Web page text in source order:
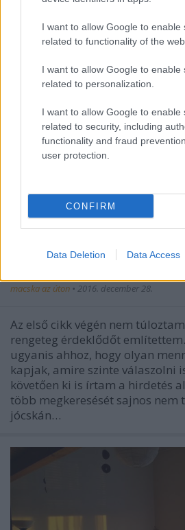
I want to allow Google to enable
related to functionality of the
I want to allow Google to enable
related to personalization.
I want to allow Google to enable
related to security, including
functionality and fraud
user protection.
CONFIRM
Data Deletion Data Access
Melegek és
Személyes tapasztalatok a
macska az úton • 2016. december 28.
Az első cikk végén nem
rengeteg érdeklődőt
ugyanis ahhoz, hogy olyan
kapjak, amire szinte válaszolni
követően ki is írtam a hirdetés
több megkeresését sajnos
jócskán…